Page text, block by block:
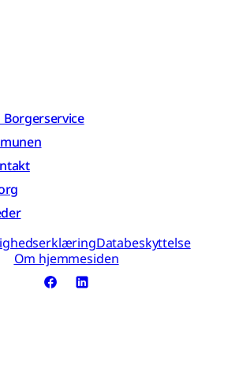
Borgerservice
Databeskyttelse
Om hjemmesiden